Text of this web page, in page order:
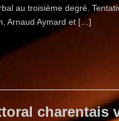
au troisième degré.
Arnaud Aymard et […]
charentais